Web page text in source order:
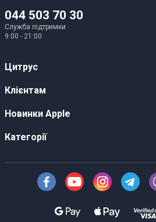
044 503 70 30
Служба підтримки
9:00 - 21:00
Цитрус
Кар’єра
Оптовим клієнтам
Про Компанію
Безготівковий розрахунок
Клієнтам
Публічні оферти
Інструкції та прошивки
Доставка
Новинки Apple
iPhone 17
iPhone Air
Категорії
Техніка Apple
Смартфони
Техніка для кухні